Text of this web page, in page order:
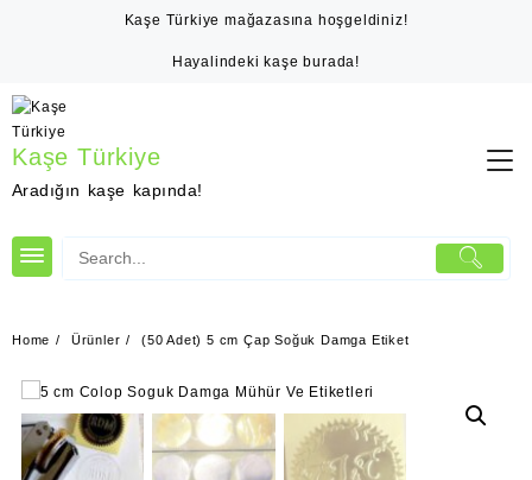
Kaşe Türkiye mağazasına hoşgeldiniz!
Hayalindeki kaşe burada!
Kaşe Türkiye
Aradığın kaşe kapında!
Home Ürünler (50 Adet) 5 cm Çap Soğuk Damga Etiket